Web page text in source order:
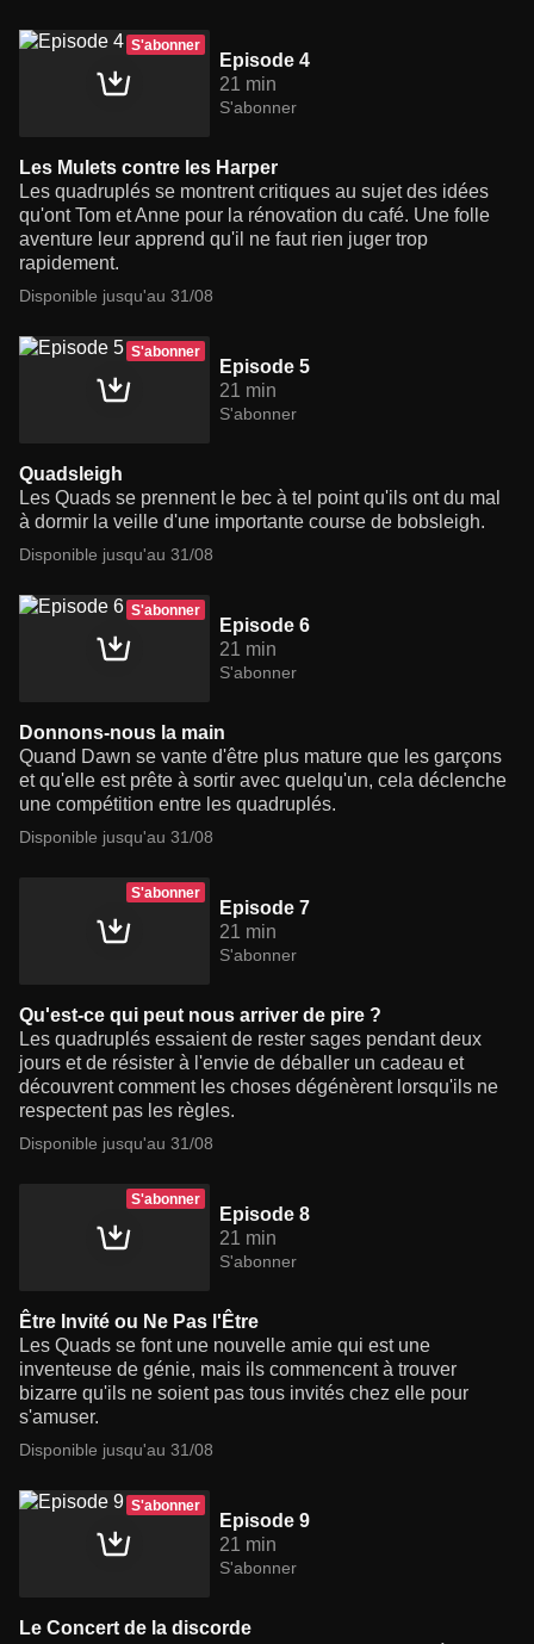
S'abonner
Episode 4
21 min
S'abonner
Les Mulets contre les Harper
Les quadruplés se montrent critiques au sujet des idées
qu'ont Tom et Anne pour la rénovation du café. Une folle
aventure leur apprend qu'il ne faut rien juger trop
rapidement.
Disponible jusqu'au 31/08
S'abonner
Episode 5
21 min
S'abonner
Quadsleigh
Les Quads se prennent le bec à tel point qu'ils ont du mal
à dormir la veille d'une importante course de bobsleigh.
Disponible jusqu'au 31/08
S'abonner
Episode 6
21 min
S'abonner
Donnons-nous la main
Quand Dawn se vante d'être plus mature que les garçons
et qu'elle est prête à sortir avec quelqu'un, cela déclenche
une compétition entre les quadruplés.
Disponible jusqu'au 31/08
S'abonner
Episode 7
21 min
S'abonner
Qu'est-ce qui peut nous arriver de pire ?
Les quadruplés essaient de rester sages pendant deux
jours et de résister à l'envie de déballer un cadeau et
découvrent comment les choses dégénèrent lorsqu'ils ne
respectent pas les règles.
Disponible jusqu'au 31/08
S'abonner
Episode 8
21 min
S'abonner
Être Invité ou Ne Pas l'Être
Les Quads se font une nouvelle amie qui est une
inventeuse de génie, mais ils commencent à trouver
bizarre qu'ils ne soient pas tous invités chez elle pour
s'amuser.
Disponible jusqu'au 31/08
S'abonner
Episode 9
21 min
S'abonner
Le Concert de la discorde